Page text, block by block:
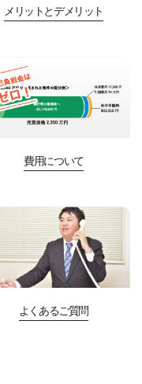
メリットとデメリット
費用について
よくあるご質問